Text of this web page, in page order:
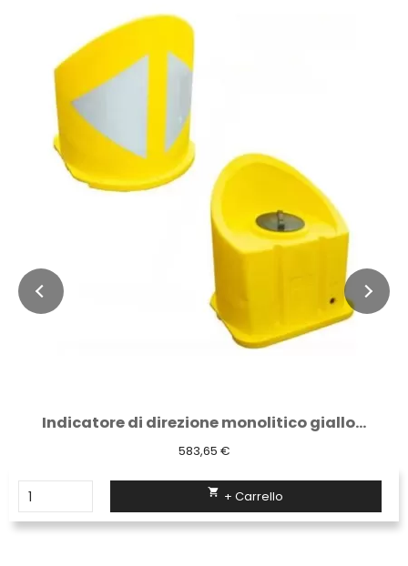
Indicatore di direzione monolitico giallo...
583,65 €
 + Carrello